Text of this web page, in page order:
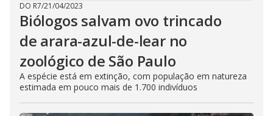
DO R7/21/04/2023
Biólogos salvam ovo trincado
de arara-azul-de-lear no
zoológico de São Paulo
A espécie está em extinção, com população em natureza
estimada em pouco mais de 1.700 indivíduos